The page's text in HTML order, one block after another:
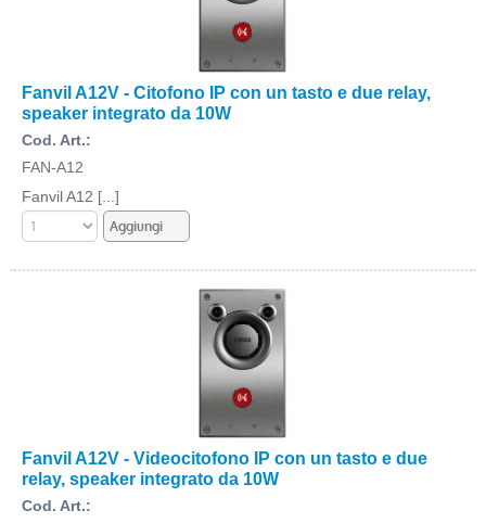
Fanvil A12V - Citofono IP con un tasto e due relay,
speaker integrato da 10W
Cod. Art.:
FAN-A12
Fanvil A12 [...]
Fanvil A12V - Videocitofono IP con un tasto e due
relay, speaker integrato da 10W
Cod. Art.: